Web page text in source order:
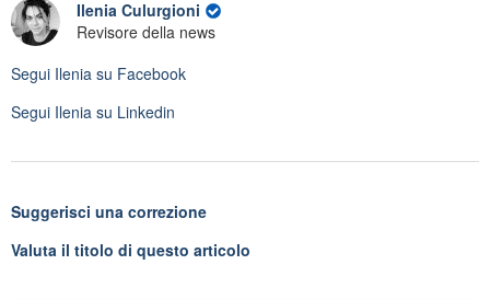
Ilenia Culurgioni
Revisore della news
Segui Ilenia su Facebook
Segui Ilenia su Linkedin
Suggerisci una correzione
Valuta il titolo di questo articolo